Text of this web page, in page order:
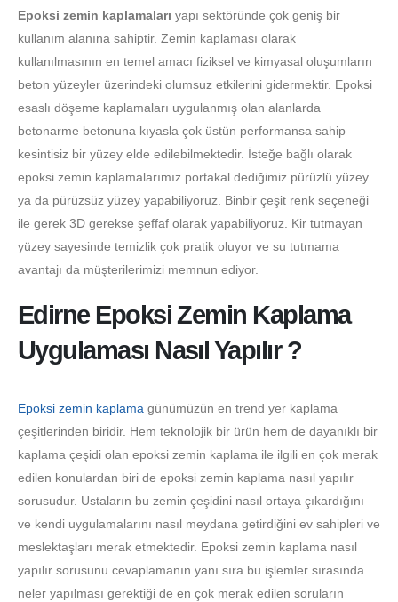
Epoksi zemin kaplamaları yapı sektöründe çok geniş bir
kullanım alanına sahiptir. Zemin kaplaması olarak
kullanılmasının en temel amacı fiziksel ve kimyasal oluşumların
beton yüzeyler üzerindeki olumsuz etkilerini gidermektir. Epoksi
esaslı döşeme kaplamaları uygulanmış olan alanlarda
betonarme betonuna kıyasla çok üstün performansa sahip
kesintisiz bir yüzey elde edilebilmektedir. İsteğe bağlı olarak
epoksi zemin kaplamalarımız portakal dediğimiz pürüzlü yüzey
ya da pürüzsüz yüzey yapabiliyoruz. Binbir çeşit renk seçeneği
ile gerek 3D gerekse şeffaf olarak yapabiliyoruz. Kir tutmayan
yüzey sayesinde temizlik çok pratik oluyor ve su tutmama
avantajı da müşterilerimizi memnun ediyor.
Edirne Epoksi Zemin Kaplama
Uygulaması Nasıl Yapılır ?
Epoksi zemin kaplama günümüzün en trend yer kaplama
çeşitlerinden biridir. Hem teknolojik bir ürün hem de dayanıklı bir
kaplama çeşidi olan epoksi zemin kaplama ile ilgili en çok merak
edilen konulardan biri de epoksi zemin kaplama nasıl yapılır
sorusudur. Ustaların bu zemin çeşidini nasıl ortaya çıkardığını
ve kendi uygulamalarını nasıl meydana getirdiğini ev sahipleri ve
meslektaşları merak etmektedir. Epoksi zemin kaplama nasıl
yapılır sorusunu cevaplamanın yanı sıra bu işlemler sırasında
neler yapılması gerektiği de en çok merak edilen soruların